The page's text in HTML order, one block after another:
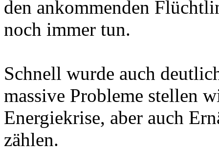
den ankommenden
noch immer tun.
Schnell wurde auch
massive Probleme stellen
Energiekrise, aber auch
zählen.